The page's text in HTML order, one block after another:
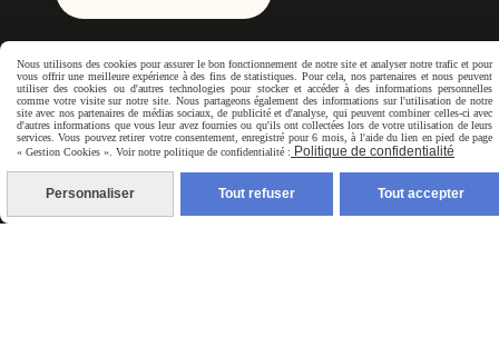
Nous utilisons des cookies pour assurer le bon fonctionnement de notre site et analyser notre trafic et pour
vous offrir une meilleure expérience à des fins de statistiques. Pour cela, nos partenaires et nous peuvent
utiliser des cookies ou d'autres technologies pour stocker et accéder à des informations personnelles
comme votre visite sur notre site. Nous partageons également des informations sur l'utilisation de notre
site avec nos partenaires de médias sociaux, de publicité et d'analyse, qui peuvent combiner celles-ci avec
d'autres informations que vous leur avez fournies ou qu'ils ont collectées lors de votre utilisation de leurs
services. Vous pouvez retirer votre consentement, enregistré pour 6 mois, à l'aide du lien en pied de page
« Gestion Cookies ». Voir notre politique de confidentialité : Politique de confidentialité
Personnaliser Tout refuser Tout accepter